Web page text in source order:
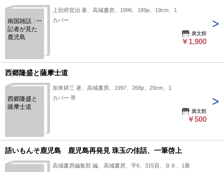
南国雑話 : 一
記者が見た
鹿児島
上別府宣治 著、高城書房、1996、189p、19cm、1
カバー
廣文館
￥1,900
西郷隆盛と薩摩士道
西郷隆盛と
薩摩士道
加来耕三 著、高城書房、1997、268p、20cm、1
カバー 帯
廣文館
￥500
語いもんそ鹿児島 鹿児島再発見 珠玉の佳話、一筆啓上
高城書房編集部 編、高城書房、平6、315頁、Ｂ６、1冊